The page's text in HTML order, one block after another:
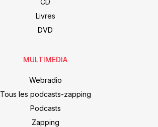
CD
Livres
DVD
MULTIMEDIA
Webradio
Tous les podcasts-zapping
Podcasts
Zapping